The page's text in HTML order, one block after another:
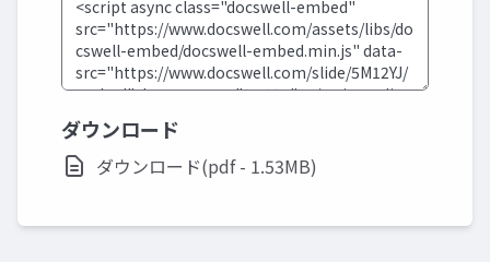
ダウンロード
ダウンロード(pdf - 1.53MB)